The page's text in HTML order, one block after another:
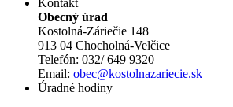
Kontakt
Obecný úrad
Kostolná-Záriečie 148
913 04 Chocholná-Velčice
Telefón: 032/ 649 9320
Email: obec@kostolnazariecie.sk
Úradné hodiny